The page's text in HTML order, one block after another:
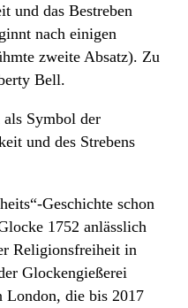
und das Bestreben
nach einigen
zweite Absatz). Zu
Bell.
Symbol der
und des Strebens
Geschichte schon
1752 anlässlich
Religionsfreiheit in
Glockengießerei
die bis 2017